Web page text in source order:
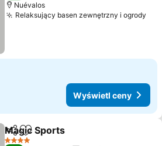
Nuévalos
Relaksujący basen zewnętrzny i ogrody
Wyświetl ceny
Udostępnij
Dodaj do ulubionych
Magic Sports
4 Kategoria